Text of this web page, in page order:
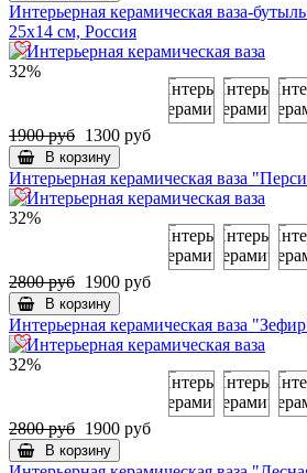
Интерьерная керамическая ваза-
25х14 см, Россия
32%
1900 руб 1300 руб
В корзину
Интерьерная керамическая ваза
32%
2800 руб 1900 руб
В корзину
Интерьерная керамическая ваза
32%
2800 руб 1900 руб
В корзину